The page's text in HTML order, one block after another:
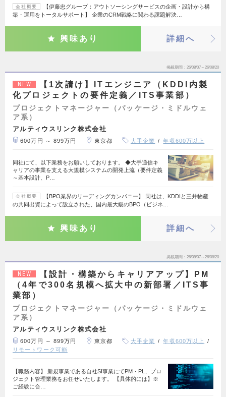
会社概要
【伊藤忠グループ：アウトソーシングサービスの企画・設計から構
築・運用をトータルサポート】 企業のCRM戦略に関わる課題解決…
興味あり 詳細へ
掲載期間 26/08/07～26/08/20
NEW
【1次請け】ITエンジニア（KDDI内製
化プロジェクトの要件定義／ITS事業部）
プロジェクトマネージャー（パッケージ・ミドルウェ
ア系）
アルティウスリンク株式会社
600万円 ～ 899万円 東京都 大手企業 年収600万以上
同社にて、以下業務をお願いしております。 ◆大手通信キ
ャリアの事業を支える大規模システムの開発上流（要件定義
～基本設計、P…
会社概要
【BPO業界のリーディングカンパニー】 同社は、KDDIと三井物産
の共同出資によって設立された、国内最大級のBPO（ビジネ…
興味あり 詳細へ
掲載期間 26/08/07～26/08/20
NEW
【設計・構築からキャリアアップ】PM
（4年で300名規模へ拡大中の新部署／ITS事
業部）
プロジェクトマネージャー（パッケージ・ミドルウェ
ア系）
アルティウスリンク株式会社
600万円 ～ 899万円 東京都 大手企業
年収600万以上
リモートワーク可能
【職務内容】 新規事業である自社SI事業にてPM・PL、プロ
ジェクト管理業務をお任せいたします。 【具体的には】※
ご経験に合…